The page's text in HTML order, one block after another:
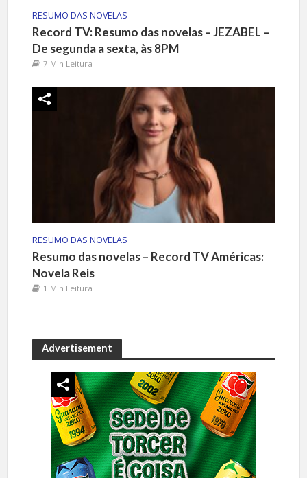
RESUMO DAS NOVELAS
Record TV: Resumo das novelas – JEZABEL –
De segunda a sexta, às 8PM
7 Min Leitura
RESUMO DAS NOVELAS
Resumo das novelas – Record TV Américas:
Novela Reis
1 Min Leitura
Advertisement